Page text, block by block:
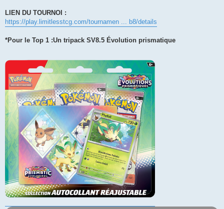
LIEN DU TOURNOI :
https://play.limitlesstcg.com/tournamen ... b8/details
*Pour le Top 1 :Un tripack SV8.5 Évolution prismatique